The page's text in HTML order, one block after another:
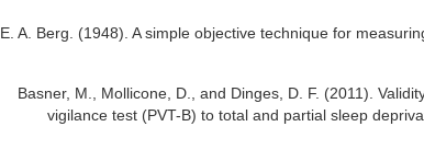
E. A. Berg. (1948). A simple objective technique for
Basner, M., Mollicone, D., and Dinges, D. F. (2011).
vigilance test (PVT-B) to total and partial sleep